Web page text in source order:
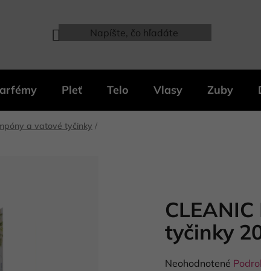
Pleť Telo Vlasy Zuby
a vatové tyčinky /
tyčinky
Priemerné
Neohodnotené